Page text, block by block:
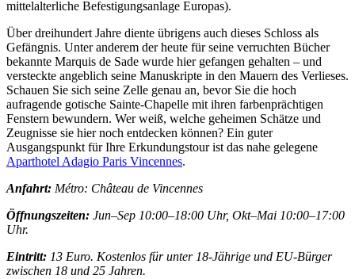
mittelalterliche Befestigungsanlage Europas).
Über dreihundert Jahre diente übrigens auch dieses Schloss als
Gefängnis. Unter anderem der heute für seine verruchten Bücher
bekannte Marquis de Sade wurde hier gefangen gehalten – und
versteckte angeblich seine Manuskripte in den Mauern des Verlieses.
Schauen Sie sich seine Zelle genau an, bevor Sie die hoch
aufragende gotische Sainte-Chapelle mit ihren farbenprächtigen
Fenstern bewundern. Wer weiß, welche geheimen Schätze und
Zeugnisse sie hier noch entdecken können? Ein guter
Ausgangspunkt für Ihre Erkundungstour ist das nahe gelegene
Aparthotel Adagio Paris Vincennes.
Anfahrt: Métro: Château de Vincennes
Öffnungszeiten: Jun–Sep 10:00–18:00 Uhr, Okt–Mai 10:00–17:00
Uhr.
Eintritt: 13 Euro. Kostenlos für unter 18-Jährige und EU-Bürger
zwischen 18 und 25 Jahren.